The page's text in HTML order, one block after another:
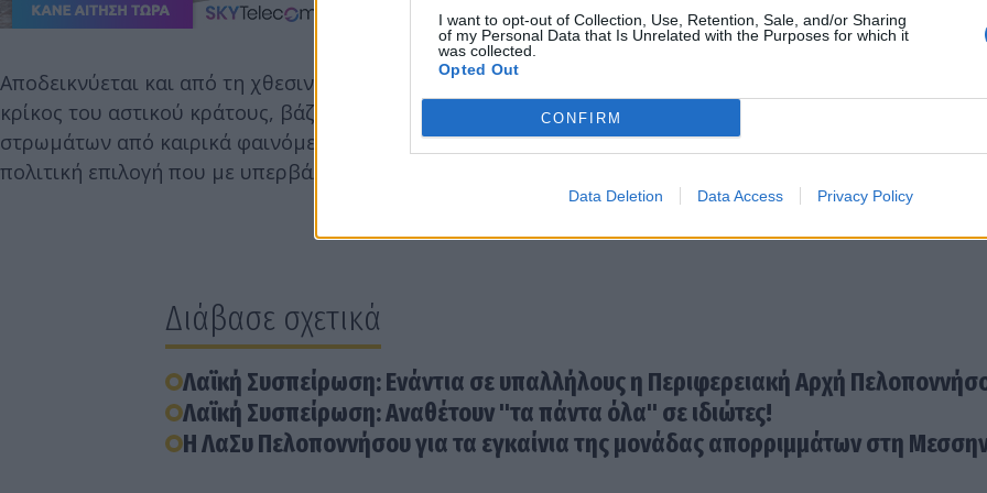
I want to opt-out of Collection, Use, Retention, Sale, and/or Sharing
of my Personal Data that Is Unrelated with the Purposes for which it
was collected.
Opted Out
CONFIRM
Data Deletion Data Access Privacy Policy
Αποδεικνύεται και από τη χθεσινή συζήτηση στο Περιφερειακό Συμβούλιο Πελοποννήσου ότι η
κρίκος του αστικού κράτους, βάζει στο ζύγι του κόστους - οφέλους την προστασία της ζωής και το βιός
στρωμάτων από καιρικά φαινόμενα. Λειτουργεί διαχρονικά σαν dealer των επιχειρηματικών
πολιτική επιλογή που με υπερβάλλοντα ζήλο υπηρετεί ο κύριος Πρόεδρος.
Διάβασε σχετικά
Λαϊκή Συσπείρωση: Ενάντια σε υπαλλήλους η Περιφερειακή Αρχή
Λαϊκή Συσπείρωση: Αναθέτουν "τα πάντα όλα" σε ιδιώτες!
Η ΛαΣυ Πελοποννήσου για τα εγκαίνια της μονάδας απορριμμάτων στη